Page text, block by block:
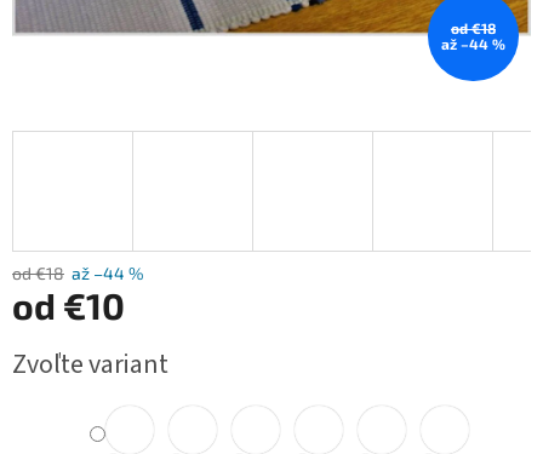
od €18
až –44 %
od €18 až –44 %
od €10
cena:
Zvoľte variant